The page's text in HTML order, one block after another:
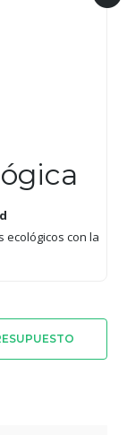
ecológicos con la